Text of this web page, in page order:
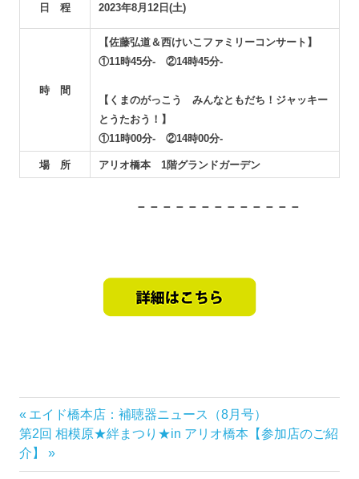
日 程 2023年8月12日(土)
時 間
【佐藤弘道＆西けいこファミリーコンサート】
①11時45分- ②14時45分-
【くまのがっこう みんなともだち！ジャッキー
とうたおう！】
①11時00分- ②14時00分-
場 所 アリオ橋本 1階グランドガーデン
－－－－－－－－－－－－－
投
稿
前
の
記
事:
エイド橋本店：補聴器ニュース（8月号）
次
の
記
第2回 相模原★絆まつり★in アリオ橋本【参加店のご紹
介】